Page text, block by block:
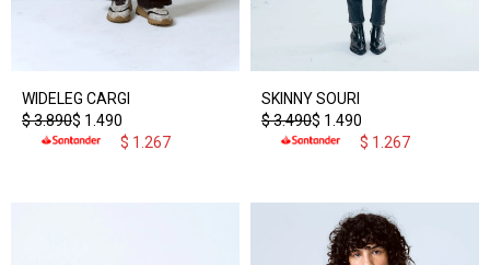
WIDELEG CARGI
$ 1.490
$3.890
$ 1.267
SKINNY SOURI
$ 1.490
$3.490
$ 1.267